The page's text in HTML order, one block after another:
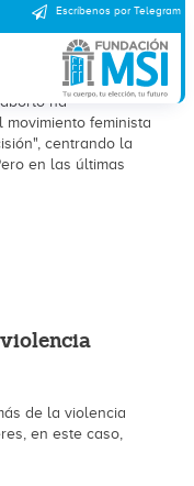
Escríbenos por Telegram
el
ha
feminista
centrando la
en las últimas
de la violencia
en este caso,